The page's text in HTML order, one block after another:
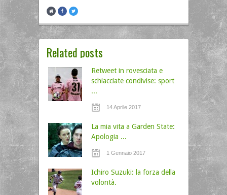
Related posts
Retweet in rovesciata e
schiacciate condivise: sport
...
14 Aprile 2017
La mia vita a Garden State:
Apologia ...
1 Gennaio 2017
Ichiro Suzuki: la forza della
volontà.